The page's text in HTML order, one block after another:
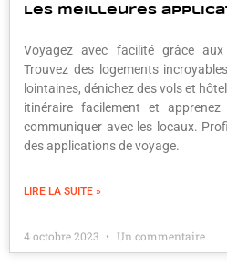
Les meilleures
Voyagez avec facilité grâce
Trouvez des logements
lointaines, dénichez des vols et
itinéraire facilement et
communiquer avec les locaux.
des applications de voyage.
LIRE LA SUITE »
4 octobre 2023 Un commentaire